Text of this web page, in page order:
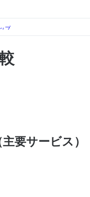
プ
要サービス）